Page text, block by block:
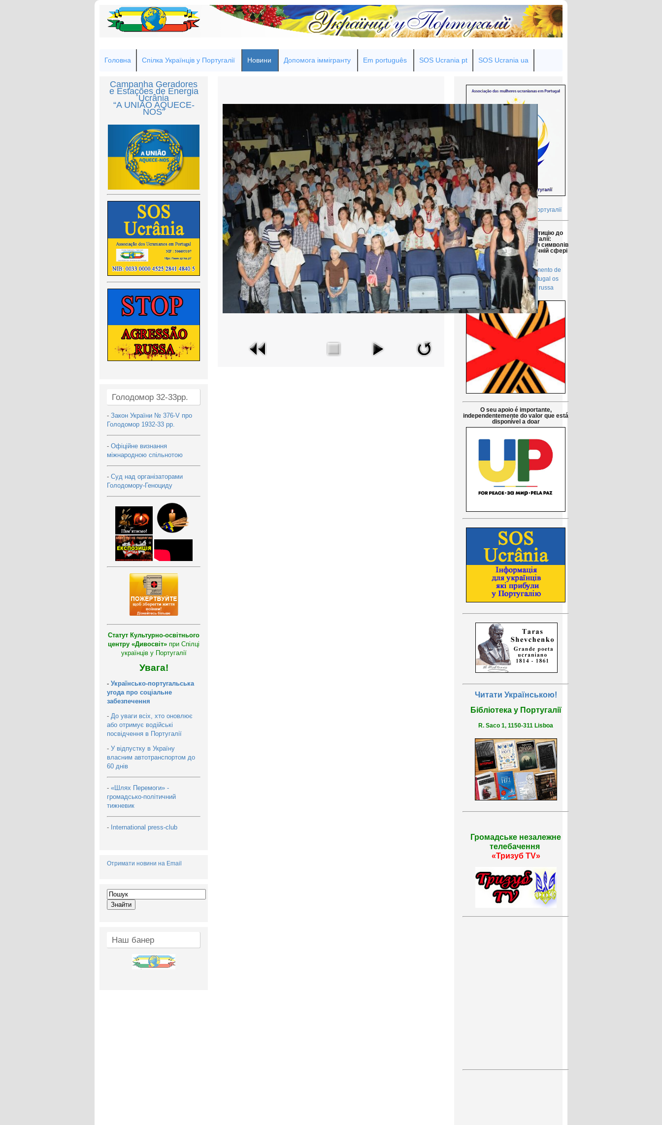
Головна Спілка Українців у Португалії Новини Допомога іммігранту Em português SOS Ucrania pt SOS Ucrania ua
Campanha Geradores
e Estações de Energia
Ucrânia
“A UNIÃO AQUECE-
NOS”
Голодомор 32-33рр.
- Закон України № 376-V про
Голодомор 1932-33 рр.
- Офіційне визнання
міжнародною спільнотою
- Суд над організаторами
Голодомору-Геноциду
Статут Культурно-освітнього
центру «Дивосвіт» при Спілці
українців у Португалії
Увага!
- Українсько-португальська
угода про соціальне
забезпечення
- До уваги всіх, хто оновлює
або отримує водійські
посвідчення в Португалії
- У відпустку в Україну
власним автотранспортом до
60 днів
- «Шлях Перемоги» -
громадсько-політичний
тижневик
- International press-club
Отримати новини на Email
Наш банер
Товариство українок у Португалії
Друзі!
Просимо підтримати петицію до
Парламенту Португалії:
Заборонити використання символів
російської агресії в публічній сфері
в Португалії
Petição pública Ao Parlamento de
Portugal: Proibir em Portugal os
símbolos da agressão russa
O seu apoio é importante,
independentemente do valor que está
disponível a doar
Читати Українською!
Бібліотека у Португалії
R. Saco 1, 1150-311 Lisboa
Громадське незалежне
телебачення
«Тризуб TV»